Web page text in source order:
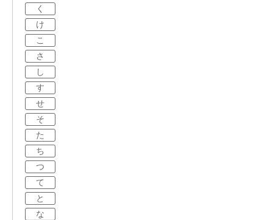
く
け
こ
さ
し
す
せ
そ
た
ち
つ
て
と
な